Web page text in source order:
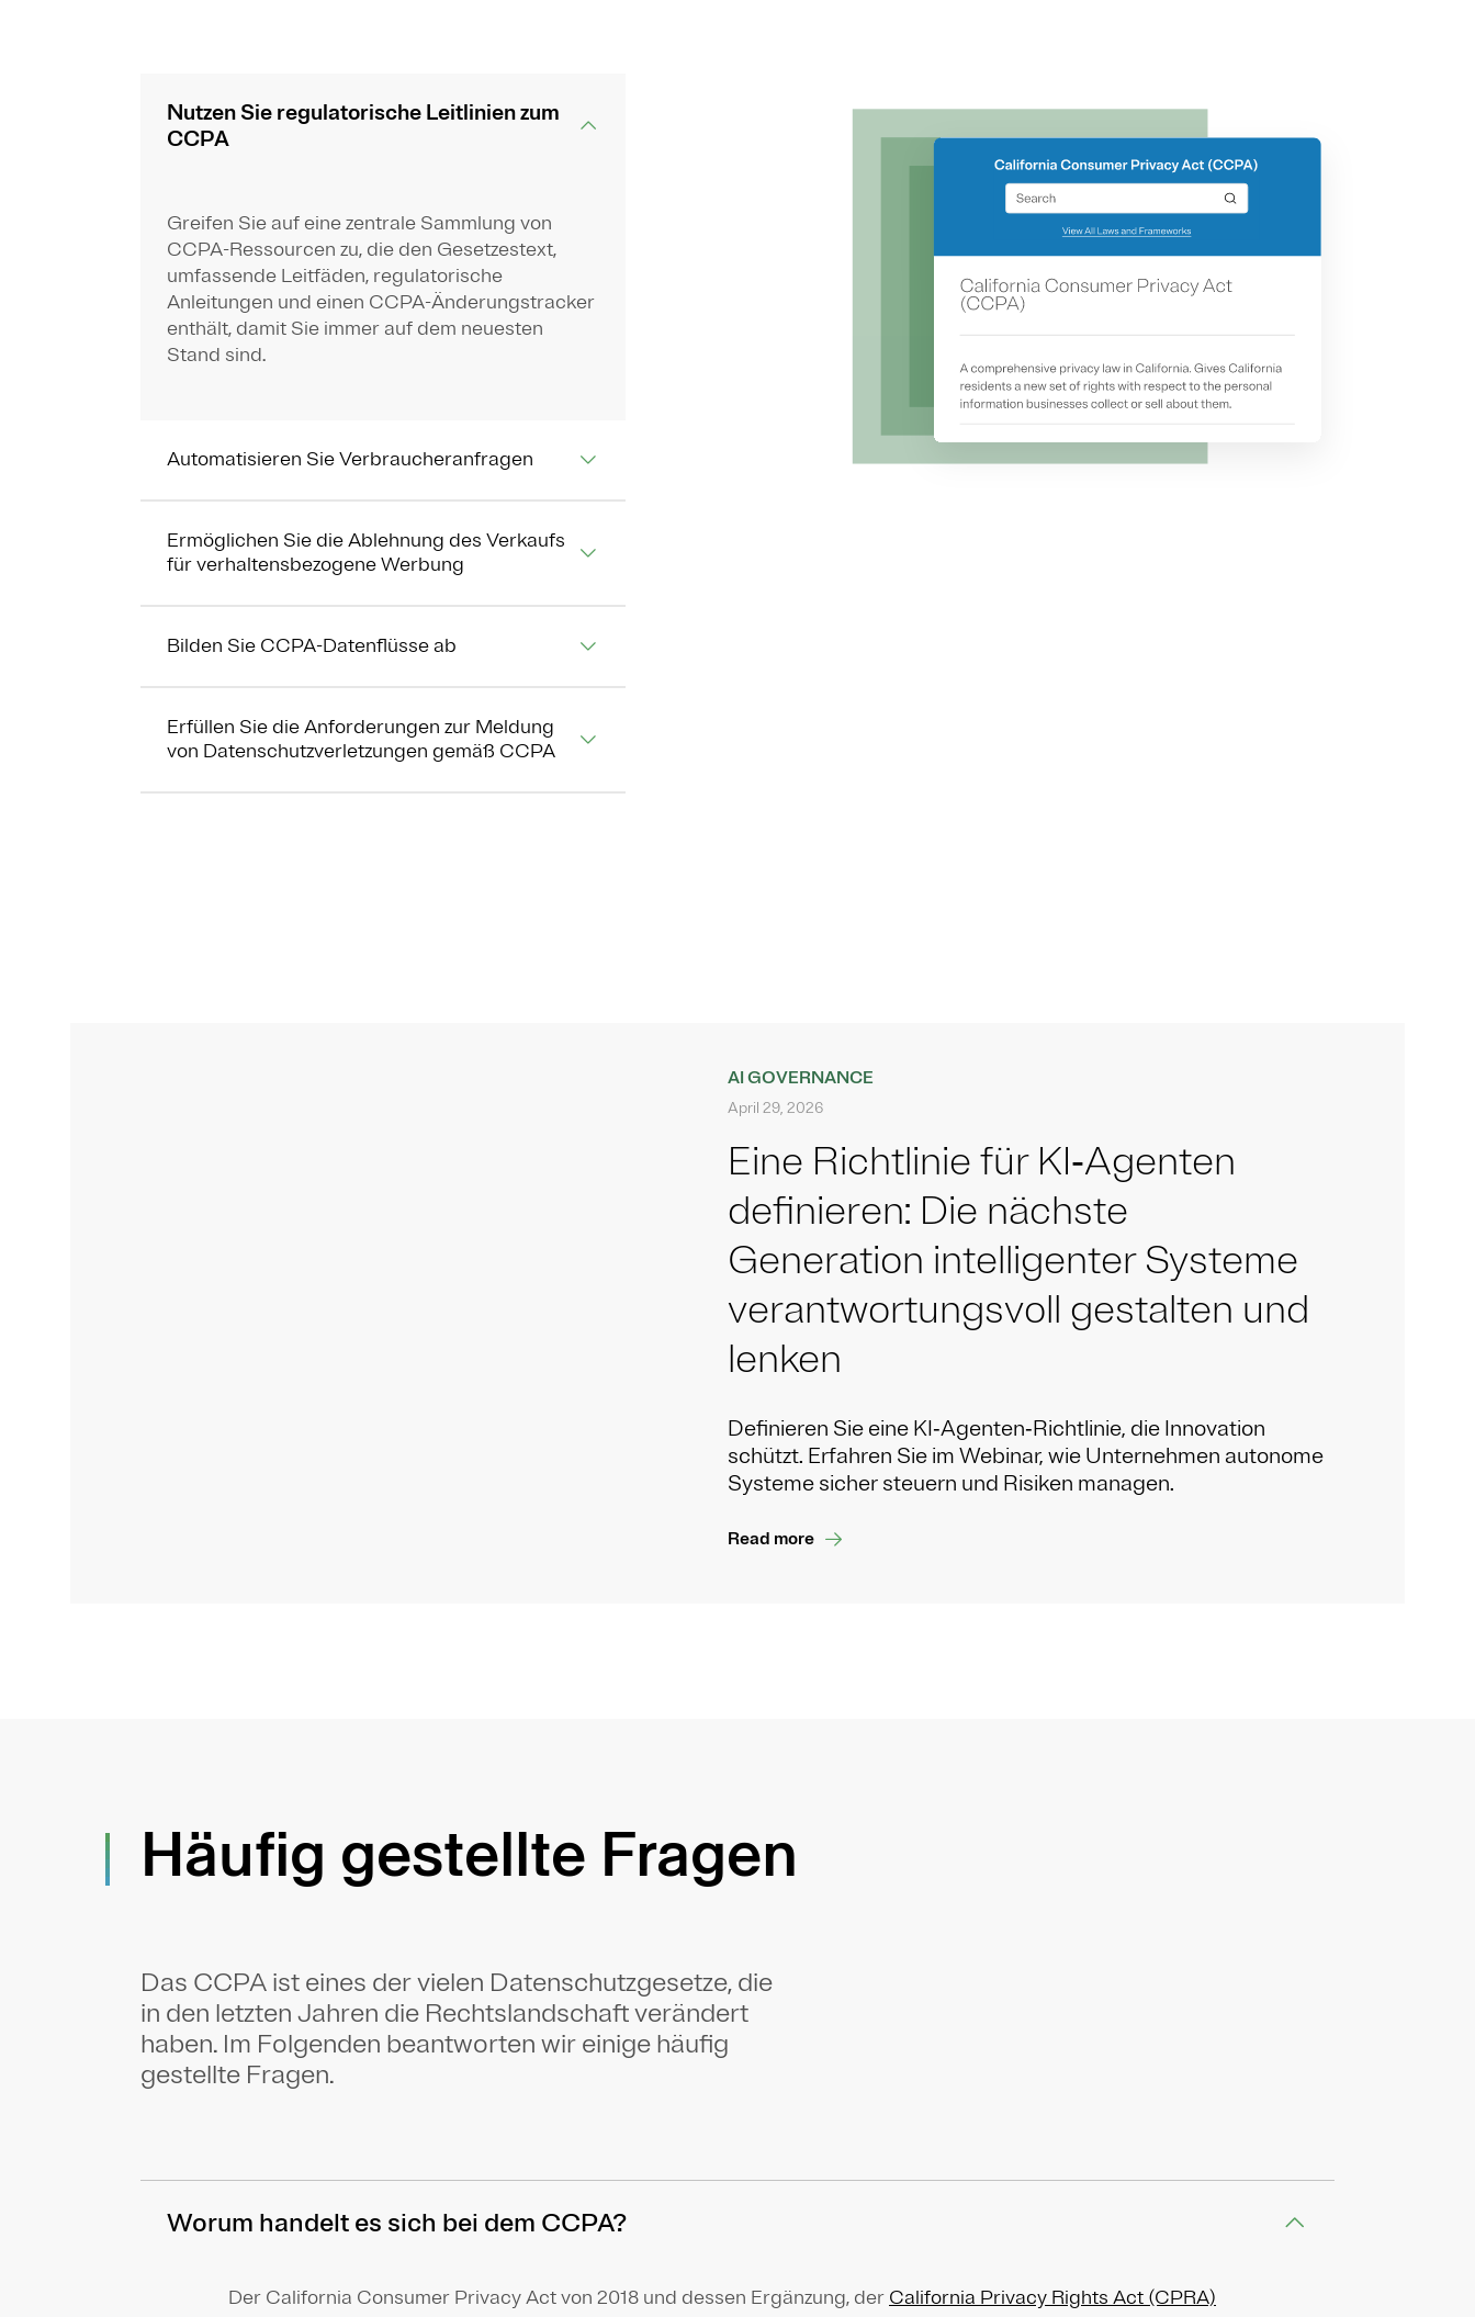
Nutzen Sie regulatorische Leitlinien zum
CCPA
Greifen Sie auf eine zentrale Sammlung von
CCPA-Ressourcen zu, die den Gesetzestext,
umfassende Leitfäden, regulatorische
Anleitungen und einen CCPA-Änderungstracker
enthält, damit Sie immer auf dem neuesten
Stand sind.
Automatisieren Sie Verbraucheranfragen
Ermöglichen Sie die Ablehnung des Verkaufs
für verhaltensbezogene Werbung
Bilden Sie CCPA-Datenflüsse ab
Erfüllen Sie die Anforderungen zur Meldung
von Datenschutzverletzungen gemäß CCPA
AI GOVERNANCE
April 29, 2026
Eine Richtlinie für KI‑Agenten
definieren: Die nächste
Generation intelligenter Systeme
verantwortungsvoll gestalten und
lenken
Definieren Sie eine KI‑Agenten‑Richtlinie, die Innovation
schützt. Erfahren Sie im Webinar, wie Unternehmen autonome
Systeme sicher steuern und Risiken managen.
Read more
Häufig gestellte Fragen
Das CCPA ist eines der vielen Datenschutzgesetze, die
in den letzten Jahren die Rechtslandschaft verändert
haben. Im Folgenden beantworten wir einige häufig
gestellte Fragen.
Worum handelt es sich bei dem CCPA?
Der California Consumer Privacy Act von 2018 und dessen Ergänzung, der California Privacy Rights Act (CPRA)